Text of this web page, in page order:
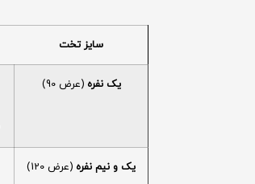
سایز تخت
یک نفره (عرض 90)
یک و نیم نفره (عرض 120)